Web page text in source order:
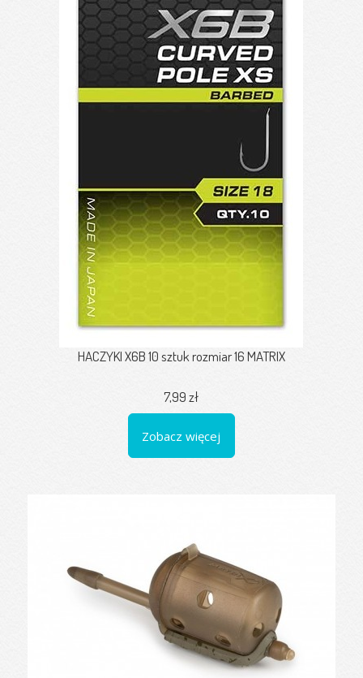
HACZYKI X6B 10 sztuk rozmiar 16 MATRIX
7,99 zł
Zobacz więcej